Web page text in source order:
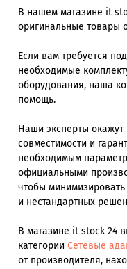
В нашем магазине it
оригинальные товары
Если вам требуется
необходимые
оборудования, наша
помощь.
Наши эксперты
совместимости и
необходимым
официальными
чтобы
и нестандартных
В магазине it stock 24
категории Сетевые
от производителя,